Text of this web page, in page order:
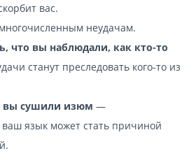
вас.
неудачам.
что вы наблюдали, как кто-то
станут преследовать кого-то из
вы сушили изюм —
язык может стать причиной